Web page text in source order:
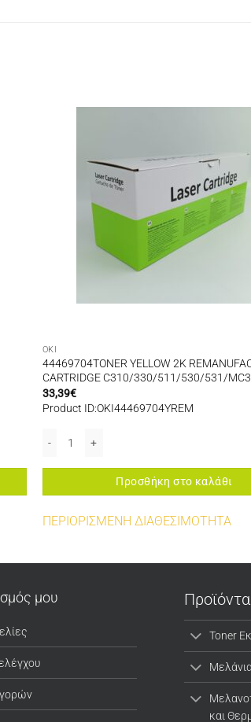
OKI
44469704TONER YELLOW 2K
CARTRIDGE C310/330/511/530/531/
33,39€
Product ID:OKI44469704YREM
Προσθήκη στο καλάθι
ΠΕΡΙΟΡΙΣΜΕΝΗ ΔΙΑΘΕΣΙΜΟΤΗΤΑ
μου Προϊόντα
Toner
και